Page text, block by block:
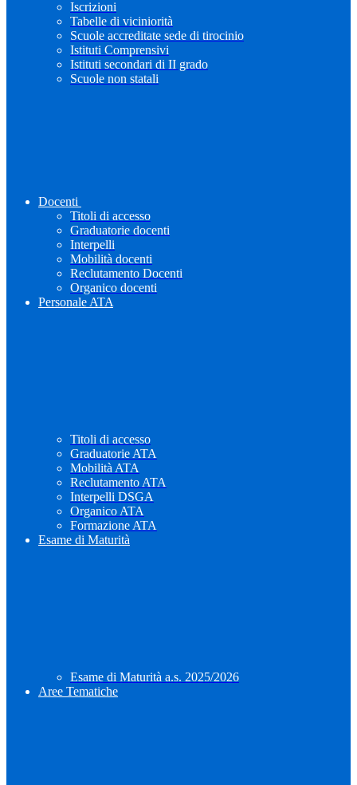
Iscrizioni
Tabelle di viciniorità
Scuole accreditate sede di tirocinio
Istituti Comprensivi
Istituti secondari di II grado
Scuole non statali
Docenti
Titoli di accesso
Graduatorie docenti
Interpelli
Mobilità docenti
Reclutamento Docenti
Organico docenti
Personale ATA
Titoli di accesso
Graduatorie ATA
Mobilità ATA
Reclutamento ATA
Interpelli DSGA
Organico ATA
Formazione ATA
Esame di Maturità
Esame di Maturità a.s. 2025/2026
Aree Tematiche